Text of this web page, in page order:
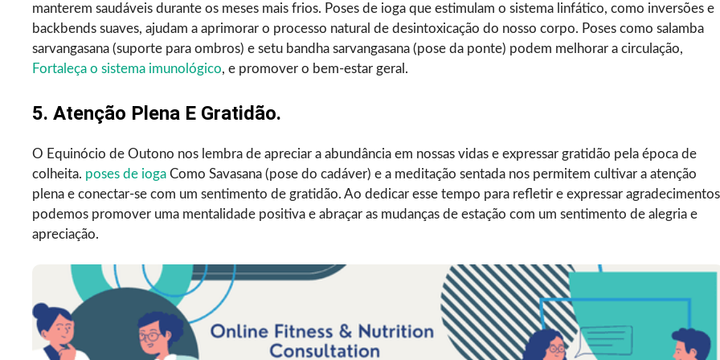
manterem saudáveis durante os meses mais frios. Poses de ioga que estimulam o sistema linfático, como inversões e
backbends suaves, ajudam a aprimorar o processo natural de desintoxicação do nosso corpo. Poses como salamba
sarvangasana (suporte para ombros) e setu bandha sarvangasana (pose da ponte) podem melhorar a circulação,
Fortaleça o sistema imunológico, e promover o bem-estar geral.
5. Atenção Plena E Gratidão.
O Equinócio de Outono nos lembra de apreciar a abundância em nossas vidas e expressar gratidão pela época de
colheita. poses de ioga Como Savasana (pose do cadáver) e a meditação sentada nos permitem cultivar a atenção
plena e conectar-se com um sentimento de gratidão. Ao dedicar esse tempo para refletir e expressar
podemos promover uma mentalidade positiva e abraçar as mudanças de estação com um sentimento de alegria e
apreciação.